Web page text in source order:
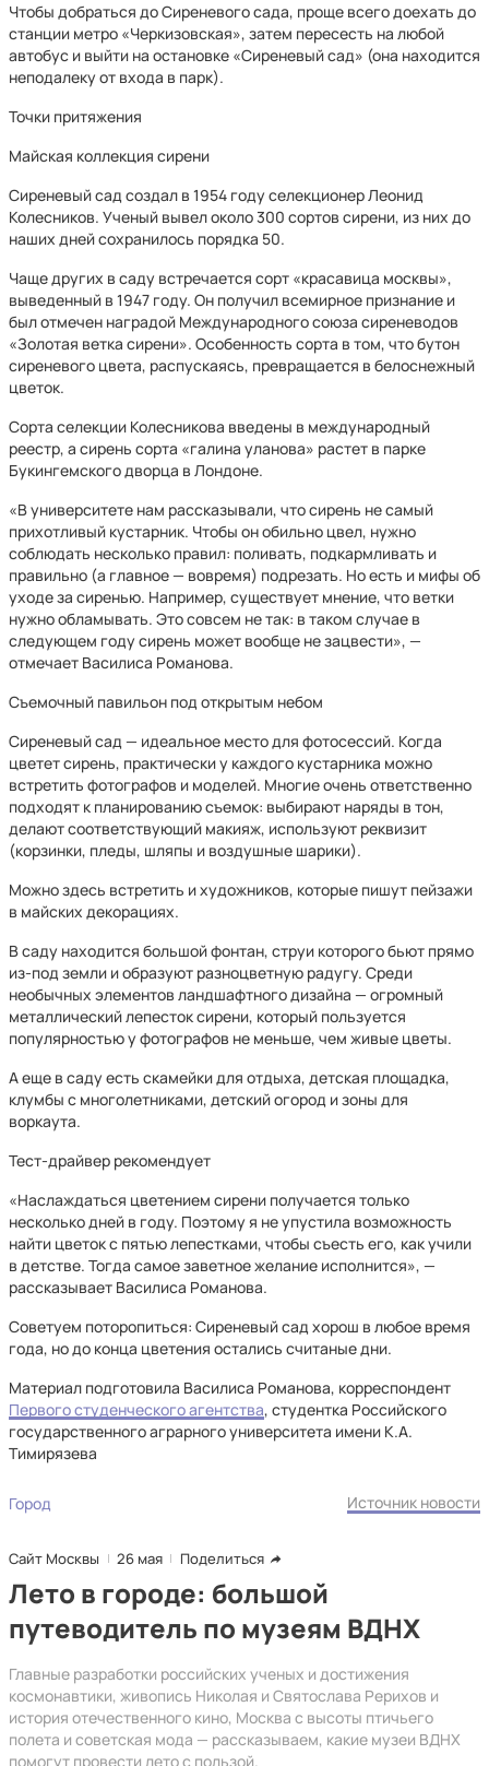
Чтобы добраться до Сиреневого сада, проще всего доехать до
станции метро «Черкизовская», затем пересесть на любой
автобус и выйти на остановке «Сиреневый сад» (она находится
неподалеку от входа в парк).
Точки притяжения
Майская коллекция сирени
Сиреневый сад создал в 1954 году селекционер Леонид
Колесников. Ученый вывел около 300 сортов сирени, из них до
наших дней сохранилось порядка 50.
Чаще других в саду встречается сорт «красавица москвы»,
выведенный в 1947 году. Он получил всемирное признание и
был отмечен наградой Международного союза сиреневодов
«Золотая ветка сирени». Особенность сорта в том, что бутон
сиреневого цвета, распускаясь, превращается в белоснежный
цветок.
Сорта селекции Колесникова введены в международный
реестр, а сирень сорта «галина уланова» растет в парке
Букингемского дворца в Лондоне.
«В университете нам рассказывали, что сирень не самый
прихотливый кустарник. Чтобы он обильно цвел, нужно
соблюдать несколько правил: поливать, подкармливать и
правильно (а главное — вовремя) подрезать. Но есть и мифы об
уходе за сиренью. Например, существует мнение, что ветки
нужно обламывать. Это совсем не так: в таком случае в
следующем году сирень может вообще не зацвести», —
отмечает Василиса Романова.
Съемочный павильон под открытым небом
Сиреневый сад — идеальное место для фотосессий. Когда
цветет сирень, практически у каждого кустарника можно
встретить фотографов и моделей. Многие очень ответственно
подходят к планированию съемок: выбирают наряды в тон,
делают соответствующий макияж, используют реквизит
(корзинки, пледы, шляпы и воздушные шарики).
Можно здесь встретить и художников, которые пишут пейзажи
в майских декорациях.
В саду находится большой фонтан, струи которого бьют прямо
из-под земли и образуют разноцветную радугу. Среди
необычных элементов ландшафтного дизайна — огромный
металлический лепесток сирени, который пользуется
популярностью у фотографов не меньше, чем живые цветы.
А еще в саду есть скамейки для отдыха, детская площадка,
клумбы с многолетниками, детский огород и зоны для
воркаута.
Тест-драйвер рекомендует
«Наслаждаться цветением сирени получается только
несколько дней в году. Поэтому я не упустила возможность
найти цветок с пятью лепестками, чтобы съесть его, как учили
в детстве. Тогда самое заветное желание исполнится», —
рассказывает Василиса Романова.
Советуем поторопиться: Сиреневый сад хорош в любое время
года, но до конца цветения остались считаные дни.
Материал подготовила Василиса Романова, корреспондент
Первого студенческого агентства, студентка Российского
государственного аграрного университета имени К.А.
Тимирязева
Город Источник новости
Сайт Москвы 26 мая Поделиться
Лето в городе: большой
путеводитель по музеям ВДНХ
Главные разработки российских ученых и достижения
космонавтики, живопись Николая и Святослава Рерихов и
история отечественного кино, Москва с высоты птичьего
полета и советская мода — рассказываем, какие музеи ВДНХ
помогут провести лето с пользой.